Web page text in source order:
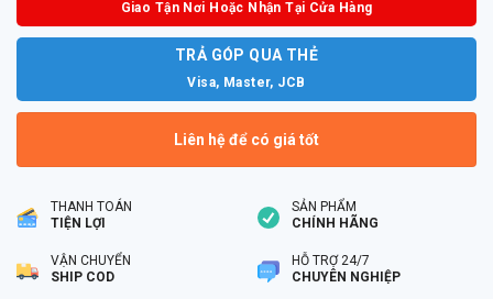
Giao Tận Nơi Hoặc Nhận Tại Cửa Hàng
TRẢ GÓP QUA THẺ
Visa, Master, JCB
Liên hệ để có giá tốt
THANH TOÁN
TIỆN LỢI
SẢN PHẨM
CHÍNH HÃNG
VẬN CHUYỂN
SHIP COD
HỖ TRỢ 24/7
CHUYÊN NGHIỆP